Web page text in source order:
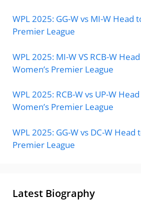
WPL 2025: GG-W vs MI-W Head
Premier League
WPL 2025: MI-W VS RCB-W
Women’s Premier League
WPL 2025: RCB-W vs UP-W
Women’s Premier League
WPL 2025: GG-W vs DC-W Head
Premier League
Latest Biography